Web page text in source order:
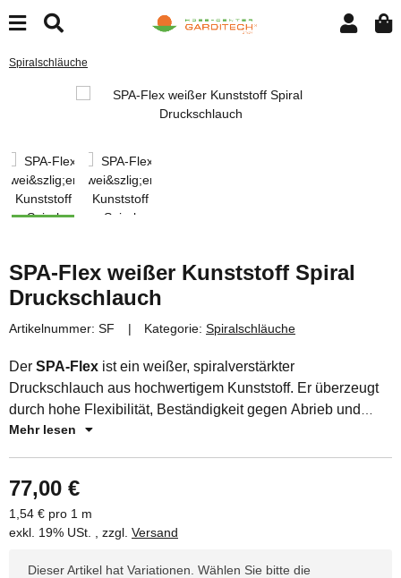
Spiralschläuche
SPA-Flex weißer Kunststoff Spiral
Druckschlauch
Artikelnummer: SF Kategorie: Spiralschläuche
Der SPA-Flex ist ein weißer, spiralverstärkter
Druckschlauch aus hochwertigem Kunststoff. Er überzeugt
durch hohe Flexibilität, Beständigkeit gegen Abrieb und
Witterung sowie zuverlässige Druckfestigkeit. Ideal für
Mehr lesen
77,00 €
1,54 € pro 1 m
exkl. 19% USt. , zzgl. Versand
x
Dieser Artikel hat Variationen. Wählen Sie bitte die